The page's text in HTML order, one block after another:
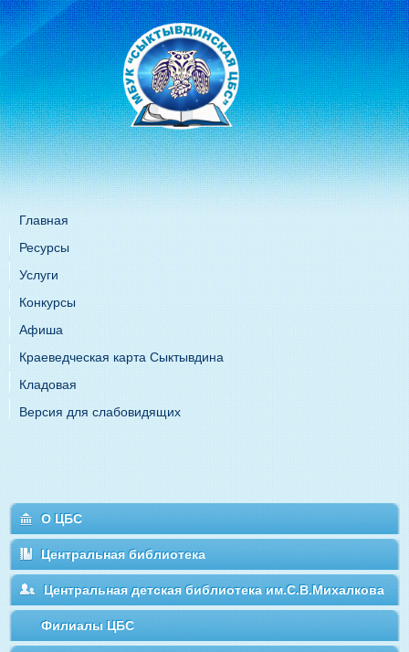
Главная
Ресурсы
Услуги
Конкурсы
Афиша
Краеведческая карта Сыктывдина
Кладовая
Версия для слабовидящих
О ЦБС
Центральная библиотека
Центральная детская библиотека им.С.В.Михалкова
Филиалы ЦБС